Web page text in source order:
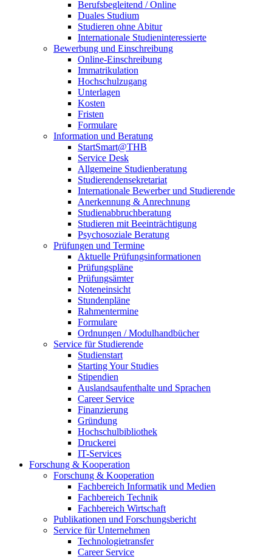
Berufsbegleitend / Online
Duales Studium
Studieren ohne Abitur
Internationale Studieninteressierte
Bewerbung und Einschreibung
Online-Einschreibung
Immatrikulation
Hochschulzugang
Unterlagen
Kosten
Fristen
Formulare
Information und Beratung
StartSmart@THB
Service Desk
Allgemeine Studienberatung
Studierendensekretariat
Internationale Bewerber und Studierende
Anerkennung & Anrechnung
Studienabbruchberatung
Studieren mit Beeinträchtigung
Psychosoziale Beratung
Prüfungen und Termine
Aktuelle Prüfungsinformationen
Prüfungspläne
Prüfungsämter
Noteneinsicht
Stundenpläne
Rahmentermine
Formulare
Ordnungen / Modulhandbücher
Service für Studierende
Studienstart
Starting Your Studies
Stipendien
Auslandsaufenthalte und Sprachen
Career Service
Finanzierung
Gründung
Hochschulbibliothek
Druckerei
IT-Services
Forschung & Kooperation
Forschung & Kooperation
Fachbereich Informatik und Medien
Fachbereich Technik
Fachbereich Wirtschaft
Publikationen und Forschungsbericht
Service für Unternehmen
Technologietransfer
Career Service